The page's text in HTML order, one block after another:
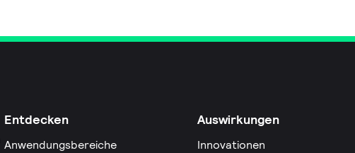
Entdecken
Anwendungsbereiche
Auswirkungen
Innovationen